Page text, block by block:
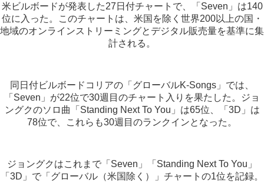
米ビルボードが発表した27日付チャートで、「Seven」は140
位に入った。このチャートは、米国を除く世界200以上の国・
地域のオンラインストリーミングとデジタル販売量を基準に集
計される。
同日付ビルボードコリアの「グローバルK-Songs」では、
「Seven」が22位で30週目のチャート入りを果たした。ジョ
ングクのソロ曲「Standing Next To You」は65位、「3D」は
78位で、これらも30週目のランクインとなった。
ジョングクはこれまで「Seven」「Standing Next To You」
「3D」で「グローバル（米国除く）」チャートの1位を記録。